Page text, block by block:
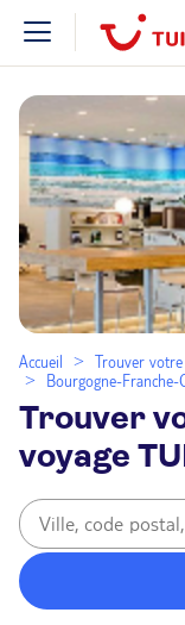
Accueil
Trouver votre
Bourgogne-Franche-
Trouver
voyage TUI